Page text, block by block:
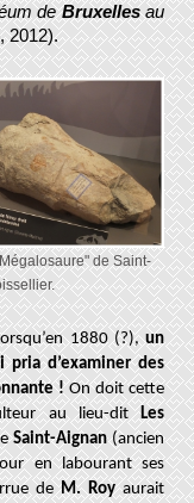
deBruxellesau
2012).
de Saint-
1880 (?),un
d’examiner des
!On doit cette
au lieu-ditLes
Saint-Aignan(ancien
en labourant ses
deM. Royaurait